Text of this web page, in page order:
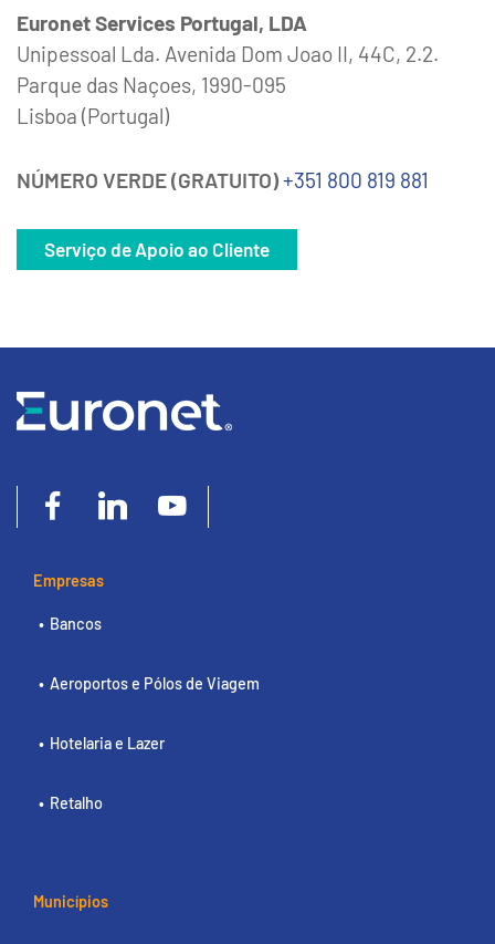
Euronet Services Portugal, LDA
Unipessoal Lda. Avenida Dom Joao II, 44C, 2.2.
Parque das Naçoes, 1990-095
Lisboa (Portugal)
NÚMERO VERDE (GRATUITO)+351 800 819 881
Serviço de Apoio ao Cliente
Empresas
Bancos
Aeroportos e Pólos de Viagem
Hotelaria e Lazer
Retalho
Municípios